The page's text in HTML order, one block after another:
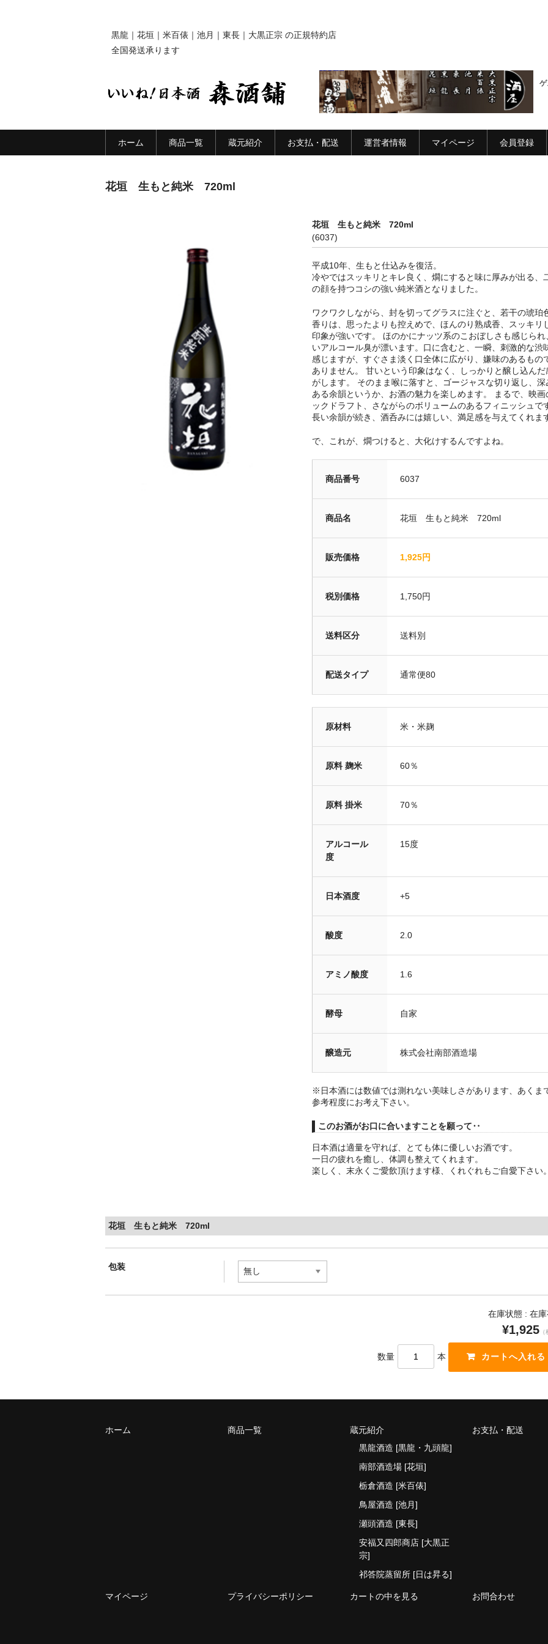
黒龍｜花垣｜米百俵｜池月｜東長｜大黒正宗 の正規特約店
全国発送承ります
ホーム 商品一覧 蔵元紹介 お支払・配送 運営者情報 マイページ 会員登録
花垣 生もと純米 720ml
花垣 生もと純米 720ml
(6037)
平成10年、生もと仕込みを復活。
冷やではスッキリとキレ良く、燗にすると味に厚みが出る、
の顔を持つコシの強い純米酒となりました。
ワクワクしながら、封を切ってグラスに注ぐと、若干の琥珀
香りは、思ったよりも控えめで、ほんのり熟成香、スッキリ
印象が強いです。 ほのかにナッツ系のこおぼしさも感じられ
いアルコール臭が漂います。口に含むと、一瞬、刺激的な渋
感じますが、すぐさま淡く口全体に広がり、嫌味のあるもの
ありません。 甘いという印象はなく、しっかりと醸し込んだ
がします。 そのまま喉に落すと、ゴージャスな切り返し、深
ある余韻というか、お酒の魅力を楽しめます。 まるで、映画
ックドラフト、さながらのボリュームのあるフィニッシュで
長い余韻が続き、酒呑みには嬉しい、満足感を与えてくれま
で、これが、燗つけると、大化けするんですよね。
商品番号 6037
商品名 花垣 生もと純米 720ml
販売価格 1,925円
税別価格 1,750円
送料区分 送料別
配送タイプ 通常便80
原材料 米・米麹
原料 麹米 60％
原料 掛米 70％
アルコール
度
15度
日本酒度 +5
酸度 2.0
アミノ酸度 1.6
酵母 自家
醸造元 株式会社南部酒造場
※日本酒には数値では測れない美味しさがあります、あくま
参考程度にお考え下さい。
このお酒がお口に合いますことを願って‥
日本酒は適量を守れば、とても体に優しいお酒です。
一日の疲れを癒し、体調も整えてくれます。
楽しく、末永くご愛飲頂けます様、くれぐれもご自愛下さい
花垣 生もと純米 720ml
包装
在庫状態 : 在
¥1,925
数量 本
ホーム 商品一覧
蔵元紹介
黒龍酒造 [黒龍・九頭龍]
南部酒造場 [花垣]
栃倉酒造 [米百俵]
鳥屋酒造 [池月]
瀬頭酒造 [東長]
安福又四郎商店 [大黒正
宗]
祁答院蒸留所 [日は昇る]
お支払・配送
マイページ プライバシーポリシー カートの中を見る お問合わせ